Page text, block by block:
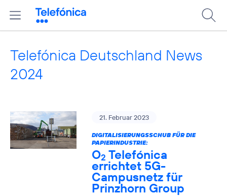
Telefónica Deutschland News
2024
21. Februar 2023
DIGITALISIERUNGSSCHUB FÜR DIE
PAPIERINDUSTRIE:
O2 Telefónica
errichtet 5G-
Campusnetz für
Prinzhorn Group